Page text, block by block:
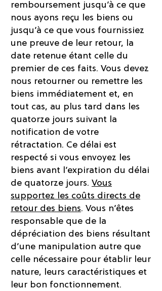
remboursement jusqu’à ce que
nous ayons reçu les biens ou
jusqu’à ce que vous fournissiez
une preuve de leur retour, la
date retenue étant celle du
premier de ces faits. Vous devez
nous retourner ou remettre les
biens immédiatement et, en
tout cas, au plus tard dans les
quatorze jours suivant la
notification de votre
rétractation. Ce délai est
respecté si vous envoyez les
biens avant l’expiration du délai
de quatorze jours. Vous
supportez les coûts directs de
retour des biens. Vous n’êtes
responsable que de la
dépréciation des biens résultant
d’une manipulation autre que
celle nécessaire pour établir leur
nature, leurs caractéristiques et
leur bon fonctionnement.